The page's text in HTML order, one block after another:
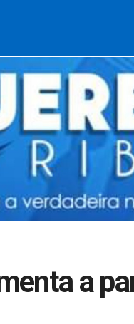
a